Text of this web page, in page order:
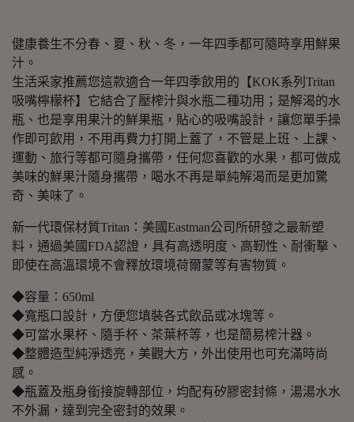
健康養生不分春、夏、秋、冬，一年四季都可隨時享用鮮果
汁。
生活采家推薦您這款適合一年四季飲用的【KOK系列Tritan
吸嘴檸檬杯】它結合了壓榨汁與水瓶二種功用；是解渴的水
瓶、也是享用果汁的鮮果瓶，貼心的吸嘴設計，讓您單手操
作即可飲用，不用再費力打開上蓋了，不管是上班、上課、
運動、旅行等都可隨身攜帶，任何您喜歡的水果，都可做成
美味的鮮果汁隨身攜帶，喝水不再是單純解渴而是更加驚
奇、美味了。
新一代環保材質Tritan：美國Eastman公司所研發之最新塑
料，通過美國FDA認證，具有高透明度、高靭性、耐衝擊、
即使在高溫環境不會釋放環境荷爾蒙等有害物質。
◆容量：650ml
◆寬瓶口設計，方便您填裝各式飲品或冰塊等。
◆可當水果杯、隨手杯、茶葉杯等，也是簡易榨汁器。
◆整體造型純淨透亮，美觀大方，外出使用也可充滿時尚
感。
◆瓶蓋及瓶身銜接旋轉部位，均配有矽膠密封條，湯湯水水
不外漏，達到完全密封的效果。